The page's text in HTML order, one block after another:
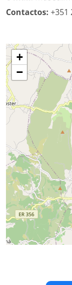
Contactos: +351
+
−